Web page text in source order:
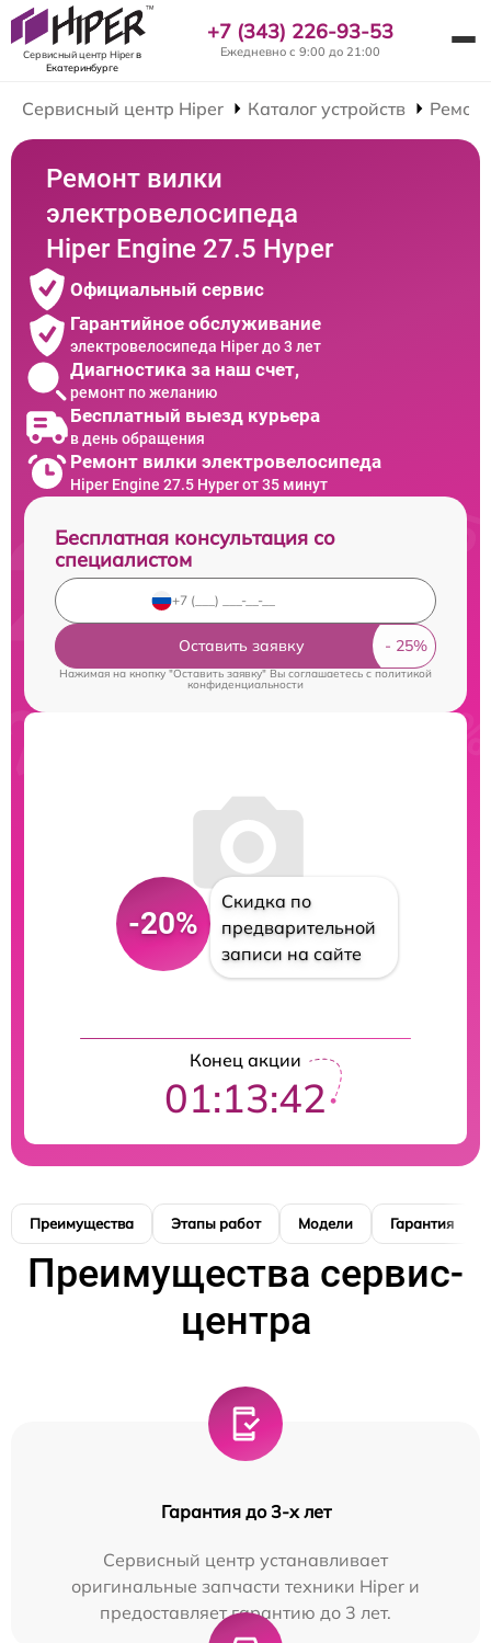
Сервисный центр Hiperв
Екатеринбурге
+7 (343) 226-93-53
Ежедневно с 9:00 до 21:00
Сервисный центр Hiper Каталог устройств
Ремонт вилки
электровелосипеда
Hiper Engine 27.5 Нyper
Официальный сервис
Гарантийное обслуживание
электровелосипеда Hiper до 3 лет
Диагностика за наш счет,
ремонт по желанию
Бесплатный выезд курьера
в день обращения
Ремонт вилки электровелосипеда
Hiper Engine 27.5 Нyper от 35 минут
Бесплатная консультация со
специалистом
Оставить заявку
Нажимая на кнопку "Оставить заявку" Вы соглашаетесь cполитикой
конфиденциальности
-20%
Скидка по
предварительной
записи на сайте
Конец акции
01:13:41
Преимущества Этапы работ Модели Гарантия
Преимущества сервис-
центра
Гарантия до 3-х лет
Сервисный центр устанавливает
оригинальные запчасти техники Hiper и
предоставляет гарантию до 3 лет.